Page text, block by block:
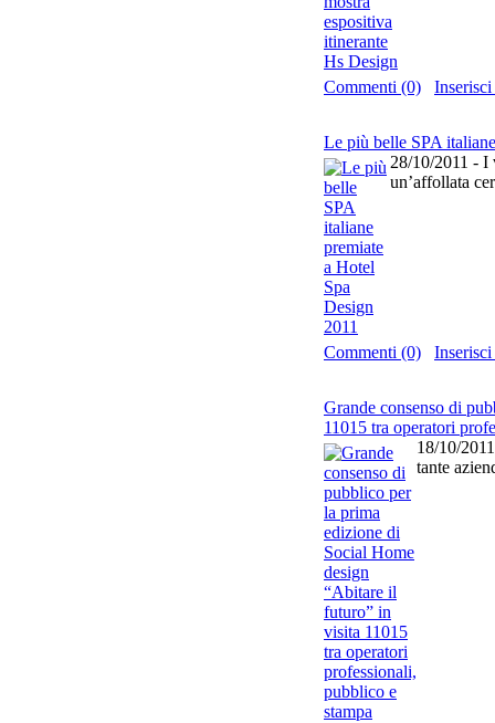
Commenti (0)
Le più belle SPA
28/10/2011 - I
un’affollata
Commenti (0)
Grande consenso di
11015 tra operatori
18/10/
tante